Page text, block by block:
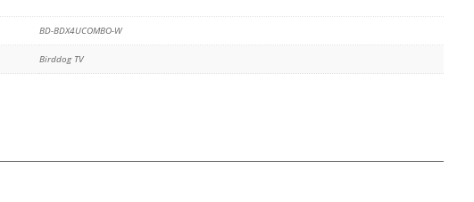
BD-BDX4UCOMBO-W
Birddog TV